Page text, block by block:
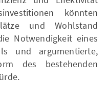
könnten
und Wohlstand
Notwendigkeit eines
und argumentierte,
des bestehenden